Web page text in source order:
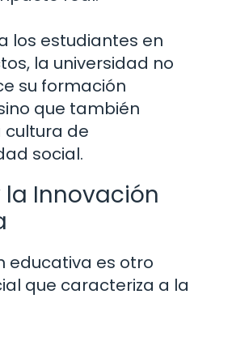
los estudiantes en
la universidad no
su formación
que también
de
social.
la Innovación
educativa es otro
que caracteriza a la